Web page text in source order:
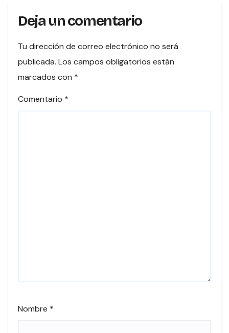
Deja un comentario
Tu dirección de correo electrónico no será
publicada. Los campos obligatorios están
marcados con *
Comentario *
Nombre *